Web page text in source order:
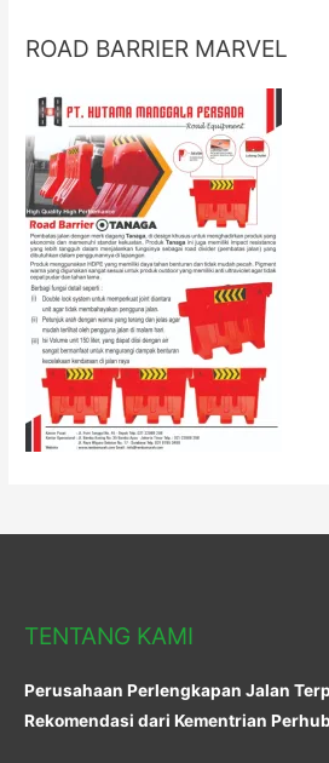
ROAD BARRIER MARVEL
TENTANG KAMI
Perusahaan Perlengkapan Jalan
Rekomendasi dari Kementrian